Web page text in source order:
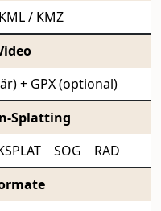
/ KMZ
+ GPX (optional)
Splatting
SOG RAD